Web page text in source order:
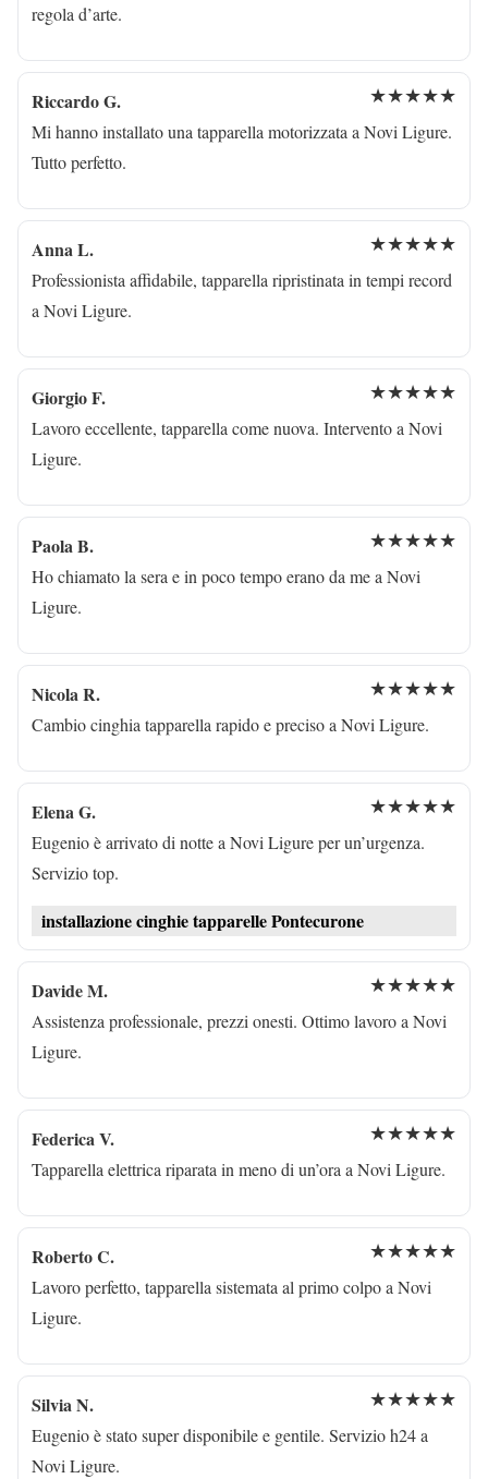
regola d’arte.
Riccardo G. ★★★★★
Mi hanno installato una tapparella motorizzata a Novi Ligure.
Tutto perfetto.
Anna L. ★★★★★
Professionista affidabile, tapparella ripristinata in tempi record
a Novi Ligure.
Giorgio F. ★★★★★
Lavoro eccellente, tapparella come nuova. Intervento a Novi
Ligure.
Paola B. ★★★★★
Ho chiamato la sera e in poco tempo erano da me a Novi
Ligure.
Nicola R. ★★★★★
Cambio cinghia tapparella rapido e preciso a Novi Ligure.
Elena G. ★★★★★
Eugenio è arrivato di notte a Novi Ligure per un’urgenza.
Servizio top.
installazione cinghie tapparelle Pontecurone
Davide M. ★★★★★
Assistenza professionale, prezzi onesti. Ottimo lavoro a Novi
Ligure.
Federica V. ★★★★★
Tapparella elettrica riparata in meno di un’ora a Novi Ligure.
Roberto C. ★★★★★
Lavoro perfetto, tapparella sistemata al primo colpo a Novi
Ligure.
Silvia N. ★★★★★
Eugenio è stato super disponibile e gentile. Servizio h24 a
Novi Ligure.